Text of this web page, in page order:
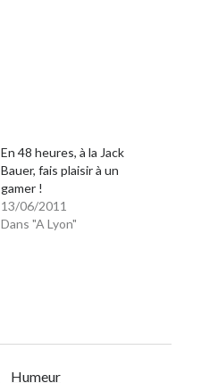
En 48 heures, à la Jack
Bauer, fais plaisir à un
gamer !
13/06/2011
Dans "A Lyon"
Humeur